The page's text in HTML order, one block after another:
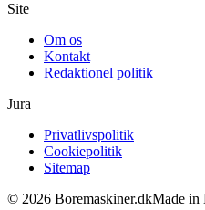
Site
Om os
Kontakt
Redaktionel politik
Jura
Privatlivspolitik
Cookiepolitik
Sitemap
© 2026 Boremaskiner.dkMade in